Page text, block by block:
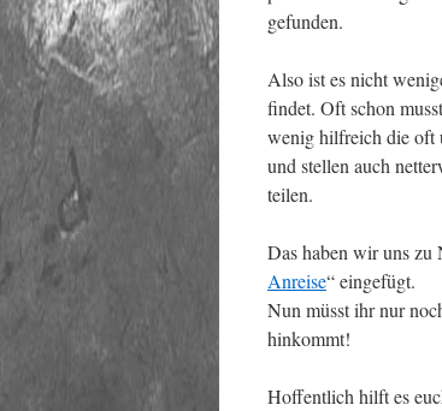
gefunden.
Also ist es nicht
findet. Oft schon
wenig hilfreich die oft
und stellen auch
teilen.
Das haben wir uns zu
Anreise“ eingefügt.
Nun müsst ihr nur
hinkommt!
Hoffentlich hilft es